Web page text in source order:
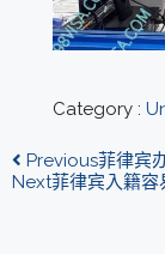
Category :
Previous菲律宾
Next菲律宾入籍容